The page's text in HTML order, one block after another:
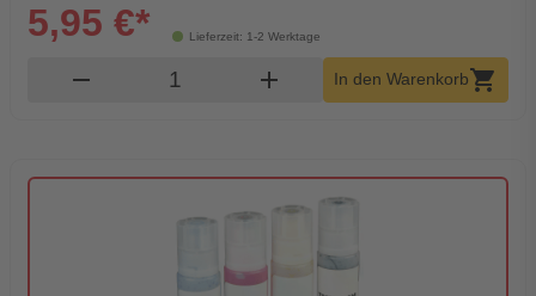
Lieferzeit: 1-2 Werktage
5,95 €*
remove Produkt Warenkorb Menge
add In den Warenkorbshopping_cart